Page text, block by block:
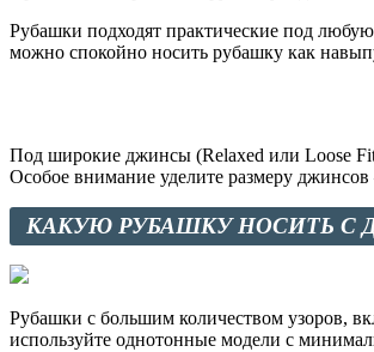
Рубашки подходят практические под
можно спокойно носить рубашку как
Под широкие джинсы (Relaxed или Loose
Особое внимание уделите размеру
КАКУЮ РУБАШКУ НОСИТЬ С
Рубашки с большим количеством узоров,
используйте однотонные модели с